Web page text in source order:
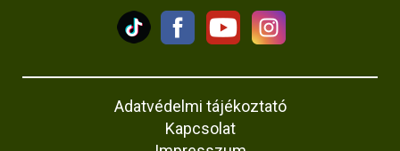
Adatvédelmi tájékoztató
Kapcsolat